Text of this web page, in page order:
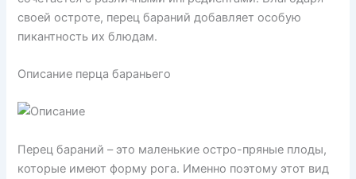
своей остроте, перец бараний добавляет особую
пикантность их блюдам.
Описание перца бараньего
Перец бараний – это маленькие остро-пряные плоды,
которые имеют форму рога. Именно поэтому этот вид